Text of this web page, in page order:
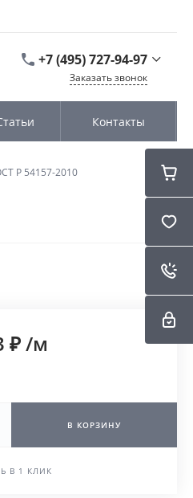
+7 (495) 727-94-97
Пн-Чт: 9:00-18:00 Пт
Заказать звонок
Контакты
Р 54157-2010
₽/м
В КОРЗИНУ
В 1 КЛИК